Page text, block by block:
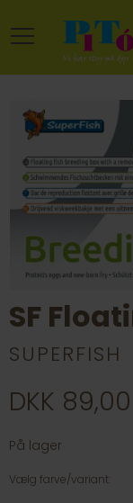
SF
SUPERFISH
DKK 89,00
På lager
Vælg farve/variant: